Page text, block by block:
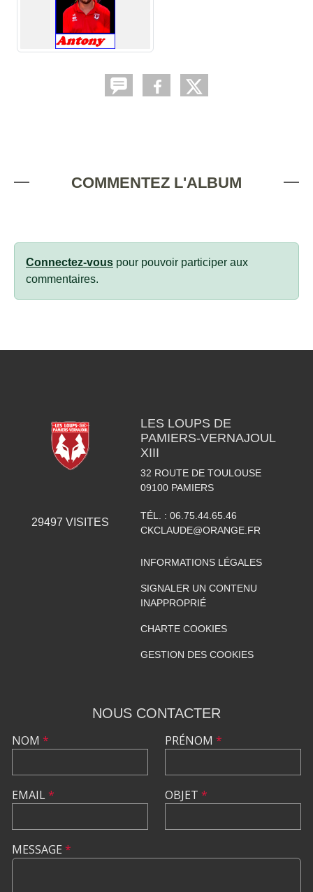
COMMENTEZ L'ALBUM
Connectez-vous pour pouvoir participer aux
commentaires.
29497 VISITES
LES LOUPS DE
PAMIERS-VERNAJOUL
XIII
32 ROUTE DE TOULOUSE
09100 PAMIERS
TÉL. : 06.75.44.65.46
CKCLAUDE@ORANGE.FR
INFORMATIONS LÉGALES
SIGNALER UN CONTENU
INAPPROPRIÉ
CHARTE COOKIES
GESTION DES COOKIES
NOUS CONTACTER
NOM *
EMAIL*
PRÉNOM *
OBJET *
MESSAGE *